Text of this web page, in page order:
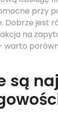
przy
Dobrze jest
na
warto
są